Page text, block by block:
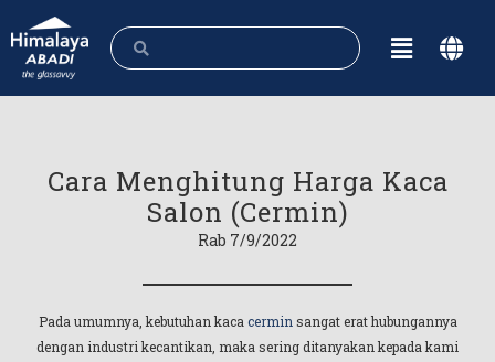
Cara Menghitung Harga Kaca
Salon (Cermin)
Rab 7/9/2022
Pada umumnya, kebutuhan kaca cermin sangat erat hubungannya
dengan industri kecantikan, maka sering ditanyakan kepada kami